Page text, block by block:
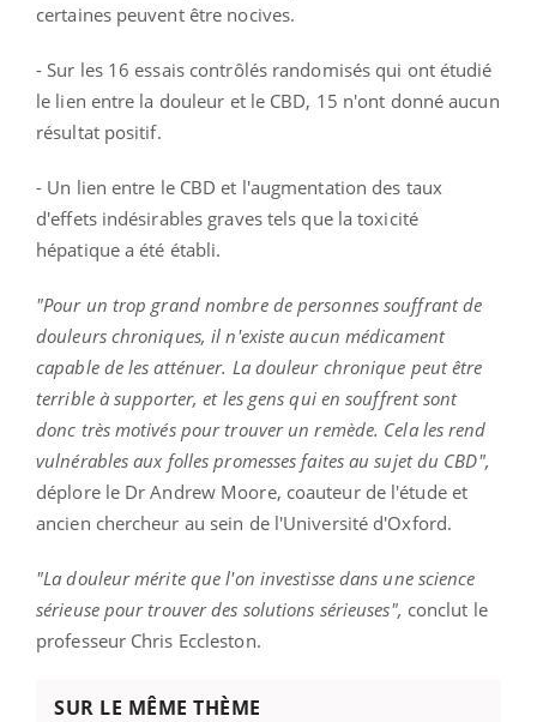
certaines peuvent être nocives.
- Sur les 16 essais contrôlés randomisés qui ont étudié
le lien entre la douleur et le CBD, 15 n'ont donné aucun
résultat positif.
- Un lien entre le CBD et l'augmentation des taux
d'effets indésirables graves tels que la toxicité
hépatique a été établi.
"Pour un trop grand nombre de personnes souffrant de
douleurs chroniques, il n'existe aucun médicament
capable de les atténuer. La douleur chronique peut être
terrible à supporter, et les gens qui en souffrent sont
donc très motivés pour trouver un remède. Cela les rend
vulnérables aux folles promesses faites au sujet du CBD",
déplore le Dr Andrew Moore, coauteur de l'étude et
ancien chercheur au sein de l'Université d'Oxford.
"La douleur mérite que l'on investisse dans une science
sérieuse pour trouver des solutions sérieuses", conclut le
professeur Chris Eccleston.
SUR LE MÊME THÈME